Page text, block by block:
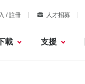
/ 註冊 人才招募
載 支援